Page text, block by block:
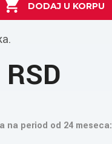
na period od 24 meseca: